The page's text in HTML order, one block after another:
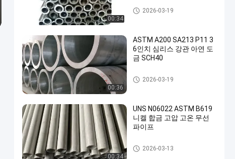
00:34
원활한 강철 파이프
2026-03-19
00:36
ASTM A200 SA213 P11 3
6인치 심리스 강관 아연 도
금 SCH40
원활한 강철 파이프
2026-03-19
00:34
UNS N06022 ASTM B619
니켈 합금 고압 고온 무선
파이프
원활한 강철 파이프
2026-03-13